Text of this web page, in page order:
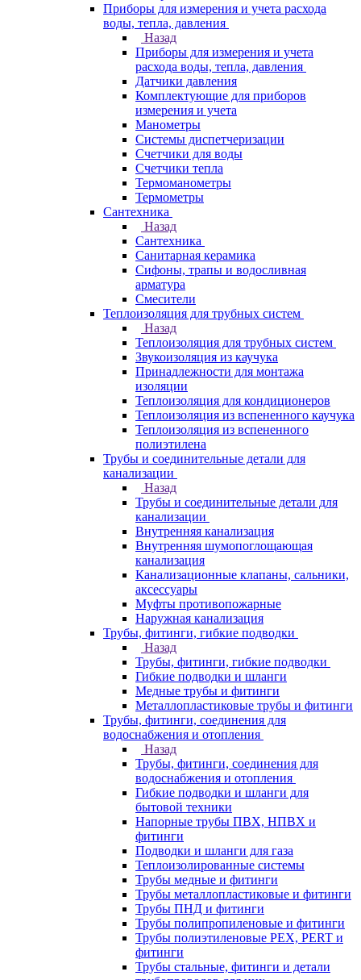
Приборы для измерения и учета расхода
воды, тепла, давления
Назад
Приборы для измерения и учета
расхода воды, тепла, давления
Датчики давления
Комплектующие для приборов
измерения и учета
Манометры
Системы диспетчеризации
Счетчики для воды
Счетчики тепла
Термоманометры
Термометры
Сантехника
Назад
Сантехника
Санитарная керамика
Сифоны, трапы и водосливная
арматура
Смесители
Теплоизоляция для трубных систем
Назад
Теплоизоляция для трубных систем
Звукоизоляция из каучука
Принадлежности для монтажа
изоляции
Теплоизоляция для кондиционеров
Теплоизоляция из вспененного каучука
Теплоизоляция из вспененного
полиэтилена
Трубы и соединительные детали для
канализации
Назад
Трубы и соединительные детали для
канализации
Внутренняя канализация
Внутренняя шумопоглощающая
канализация
Канализационные клапаны, сальники,
аксессуары
Муфты противопожарные
Наружная канализация
Трубы, фитинги, гибкие подводки
Назад
Трубы, фитинги, гибкие подводки
Гибкие подводки и шланги
Медные трубы и фитинги
Металлопластиковые трубы и фитинги
Трубы, фитинги, соединения для
водоснабжения и отопления
Назад
Трубы, фитинги, соединения для
водоснабжения и отопления
Гибкие подводки и шланги для
бытовой техники
Напорные трубы ПВХ, НПВХ и
фитинги
Подводки и шланги для газа
Теплоизолированные системы
Трубы медные и фитинги
Трубы металлопластиковые и фитинги
Трубы ПНД и фитинги
Трубы полипропиленовые и фитинги
Трубы полиэтиленовые PEX, PERT и
фитинги
Трубы стальные, фитинги и детали